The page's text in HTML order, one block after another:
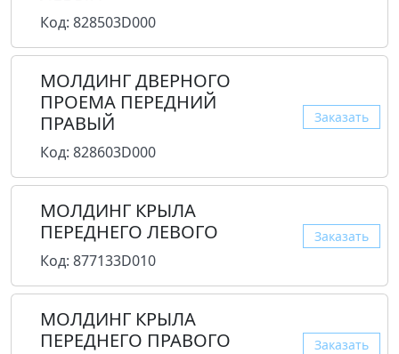
Код: 828503D000
МОЛДИНГ ДВЕРНОГО
ПРОЕМА ПЕРЕДНИЙ
ПРАВЫЙ
Код: 828603D000
Заказать
МОЛДИНГ КРЫЛА
ПЕРЕДНЕГО ЛЕВОГО
Код: 877133D010
Заказать
МОЛДИНГ КРЫЛА
ПЕРЕДНЕГО ПРАВОГО
Заказать